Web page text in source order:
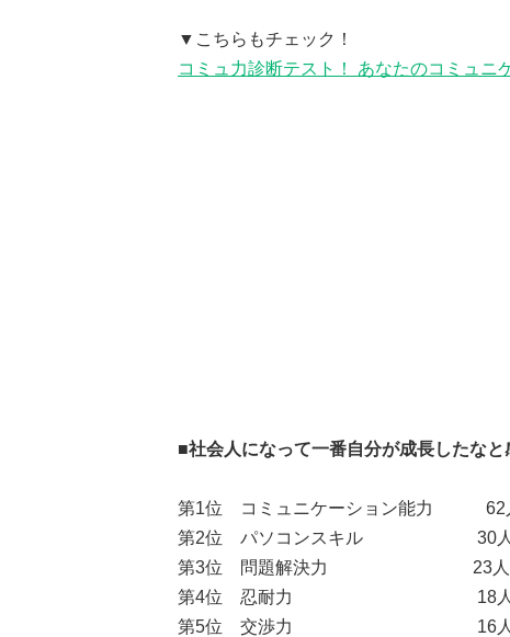
▼こちらもチェック！
コミュ力診断テスト！ あなたのコミュニ
■社会人になって一番自分が成長したな
第1位 コミュニケーション能力 62人
第2位 パソコンスキル 30人（
第3位 問題解決力 23人（
第4位 忍耐力 18人（
第5位 交渉力 16人（